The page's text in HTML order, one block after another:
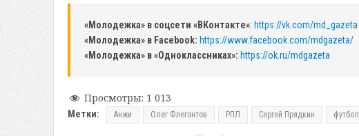
«Молодежка» в соцсети «ВКонтакте»: https://vk.com/md_gazeta
«Молодежка» в Facebook: https://www.facebook.com/mdgazeta/
«Молодежка» в «Одноклассниках»: https://ok.ru/mdgazeta
Просмотры: 1 013
Метки: Анжи Олег Флегонтов РПЛ Сергей Прядкин футбол